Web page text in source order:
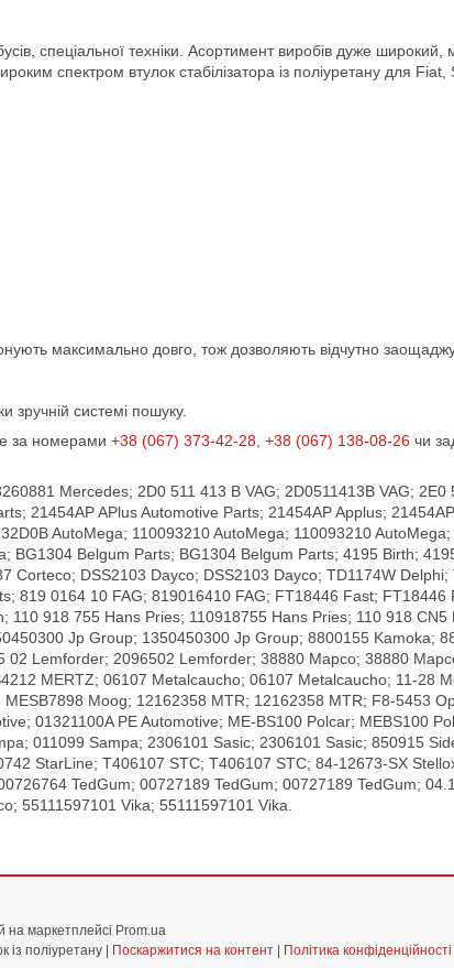
спеціальної техніки. Асортимент виробів дуже широкий,
спектром втулок стабілізатора із поліуретану для
максимально довго, тож дозволяють відчутно
зручній системі пошуку.
за номерами +38 (067) 373-42-28, +38 (067) 138-08-26 чи
Mercedes; 2D0 511 413 B VAG; 2D0511413B VAG; 2E0
21454AP APlus Automotive Parts; 21454AP Applus;
AutoMega; 110093210 AutoMega; 110093210
BG1304 Belgum Parts; BG1304 Belgum Parts; 4195 Birth;
DSS2103 Dayco; DSS2103 Dayco; TD1174W
819 0164 10 FAG; 819016410 FAG; FT18446 Fast;
918 755 Hans Pries; 110918755 Hans Pries; 110 918 CN5
Jp Group; 1350450300 Jp Group; 8800155 Kamoka;
Lemforder; 2096502 Lemforder; 38880 Mapco; 38880
MERTZ; 06107 Metalcaucho; 06107 Metalcaucho; 11-28
Moog; 12162358 MTR; 12162358 MTR; F8-5453
01321100A PE Automotive; ME-BS100 Polcar; MEBS100
011099 Sampa; 2306101 Sasic; 2306101 Sasic; 850915
StarLine; T406107 STC; T406107 STC; 84-12673-SX
TedGum; 00727189 TedGum; 00727189 TedGum;
55111597101 Vika; 55111597101 Vika.
на маркетплейсі Prom.ua
Поскаржитися на контент Політика конфіденційності